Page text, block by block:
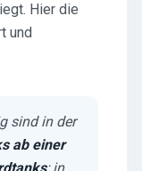
Hier die
und
sind in der
ab einer